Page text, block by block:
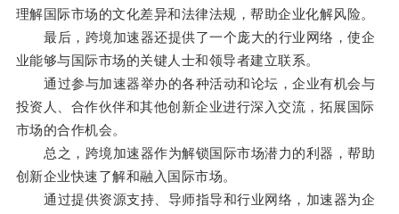
理解国际市场的文化差异和法律法规，帮助企业化解风险。
最后，跨境加速器还提供了一个庞大的行业网络，使企
业能够与国际市场的关键人士和领导者建立联系。
通过参与加速器举办的各种活动和论坛，企业有机会与
投资人、合作伙伴和其他创新企业进行深入交流，拓展国际
市场的合作机会。
总之，跨境加速器作为解锁国际市场潜力的利器，帮助
创新企业快速了解和融入国际市场。
通过提供资源支持、导师指导和行业网络，加速器为企